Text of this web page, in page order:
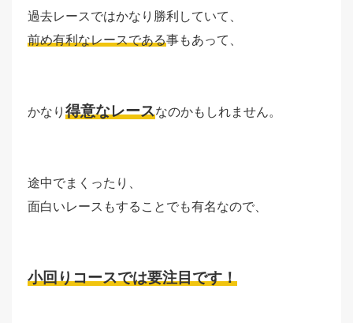
過去レースではかなり勝利していて、
前め有利なレースである事もあって、
かなり 得意なレースなのかもしれません。
途中でまくったり、
面白いレースもすることでも有名なので、
小回りコースでは要注目です！